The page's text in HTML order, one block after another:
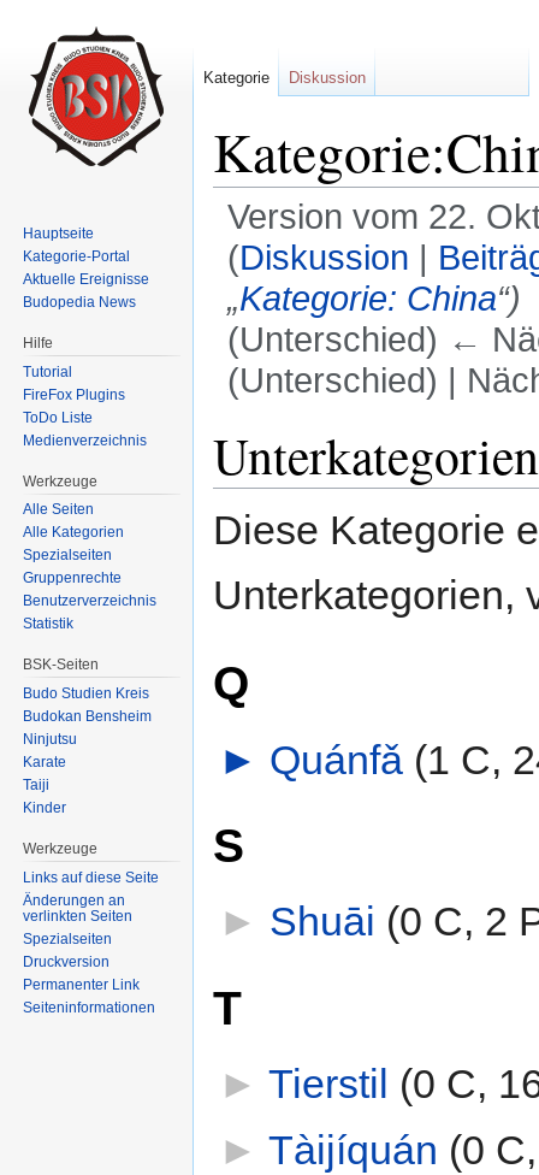
Version vom 22.
(Diskussion |
„Kategorie: China“)
(Unterschied) ←
(Unterschied) |
Unterkategorien
Diese Kategorie
Unterkategorien,
Q
► Quánfǎ‎ (1 C,
S
► Shuāi (0 C, 2
T
► Tierstil (0 C,
► Tàijíquán (0
Kategorie Diskussion
Hauptseite
Kategorie-Portal
Aktuelle Ereignisse
Budopedia News
Hilfe
Tutorial
FireFox Plugins
ToDo Liste
Medienverzeichnis
Werkzeuge
Alle Seiten
Alle Kategorien
Spezialseiten
Gruppenrechte
Benutzerverzeichnis
Statistik
BSK-Seiten
Budo Studien Kreis
Budokan Bensheim
Ninjutsu
Karate
Taiji
Kinder
Werkzeuge
Links auf diese Seite
Änderungen an
verlinkten Seiten
Spezialseiten
Druckversion
Permanenter Link
Seiten­informationen